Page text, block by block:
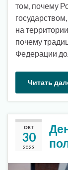
том, почему
на
почему
Федерации
Читать
ОКТ
30
2023